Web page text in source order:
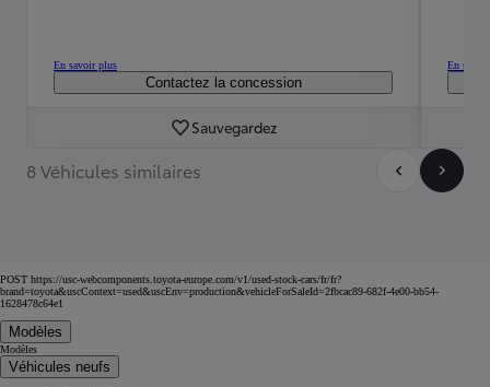
En savoir plus
Contactez la concession
Sauvegardez
En
8 Véhicules similaires
POST https://usc-webcomponents.toyota-europe.com/v1/used-stock-cars/fr/fr?
brand=toyota&uscContext=used&uscEnv=production&vehicleForSaleId=2fbcac89-682f-4e00-bb54-
1628478c64e1
Modèles
Modèles
Véhicules neufs